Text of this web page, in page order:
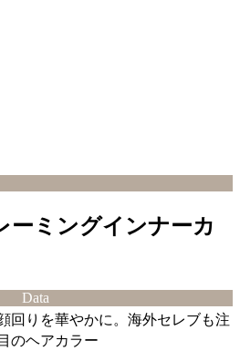
ーミングインナーカ
Data
回りを華やかに。海外セレブも注
のヘアカラー